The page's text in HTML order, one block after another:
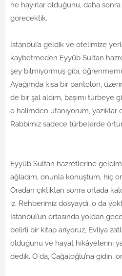
ne hayırlar olduğunu, daha
görecektik.
İstanbul’a geldik ve otelimize
kaybetmeden Eyyüb Sultan
şey bilmiyormuş gibi,
Ayağımda kısa bir pantolon,
de bir şal aldım, başımı türbeye
o halimden utanıyorum, yazıklar
Rabbimiz sadece türbelerde
Eyyüb Sultan hazretlerine
ağladım, onunla konuştum, hiç
Oradan çıktıktan sonra ortada
iz. Rehberimiz dosyaydı, o da
İstanbul’un ortasında yoldan
belirli bir kitap arıyoruz, Evliya
olduğunu ve hayat hikâyelerini
dedik. O da, Cağaloğlu’na gidin,